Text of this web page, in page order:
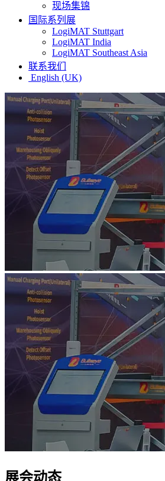
现场集锦
国际系列展
LogiMAT Stuttgart
LogiMAT India
LogiMAT Southeast Asia
联系我们
English (UK)
展会动态